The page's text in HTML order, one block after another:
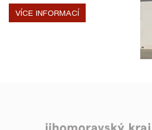
VÍCE INFORMACÍ